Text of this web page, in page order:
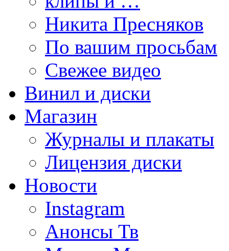
Никита Пресняков
По вашим просьбам
Свежее видео
Винил и диски
Магазин
Журналы и плакаты
Лицензия диски
Новости
Instagram
Анонсы Тв